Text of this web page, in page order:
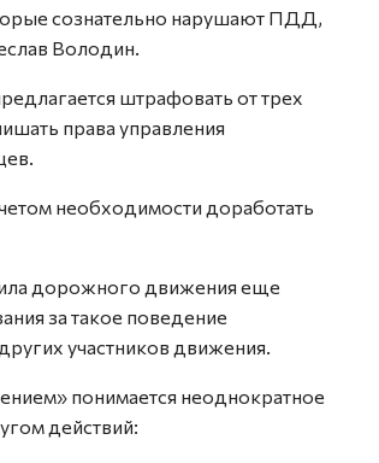
сознательно нарушают ПДД,
Володин.
штрафовать от трех
права управления
необходимости доработать
дорожного движения еще
за такое поведение
участников движения.
понимается неоднократное
действий: